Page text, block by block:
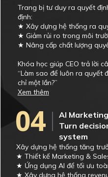
Trang bị tư duy ra quyết
định:
★ Xây dựng hệ thống ra
★ Giảm rủi ro trong môi
★ Nâng cấp chất lượng
Khóa học giúp CEO trả lời
“Làm sao để luôn ra quyết
chỉ một lần?”
Xem thêm
04
AI
Turn
system
Xây dựng hệ thống tăng
★ Thiết kế Marketing &
★ Ứng dụng AI để tối ưu
★ Xây dựng hệ thống